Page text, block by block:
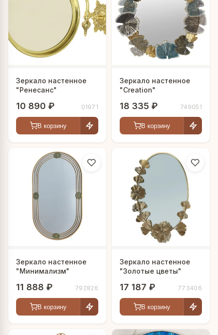
Зеркало настенное
"Ренесанс"
10 890 ₽ 01971
В корзину
Зеркало настенное
"Creation"
18 335 ₽ 749051
В корзину
Зеркало настенное
"Минимализм"
11 888 ₽ 792826
В корзину
Зеркало настенное
"Золотые цветы"
17 187 ₽ 773406
В корзину